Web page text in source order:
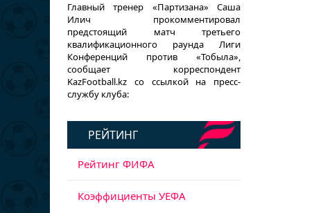
Главный тренер «Партизана» Саша
Илич прокомментировал
предстоящий матч третьего
квалификационного раунда Лиги
Конференций против «Тобыла»,
сообщает корреспондент
KazFootball.kz со ссылкой на пресс-
службу клуба:
РЕЙТИНГ
Рейтинг ФИФА
Коэффициенты УЕФА